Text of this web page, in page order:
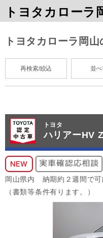
トヨタカローラ
トヨタカローラ岡
再検索/絞込 並べ
トヨタ
ハリアーHV
岡山県内 納期約２週間で可
（書類等条件有ります。）